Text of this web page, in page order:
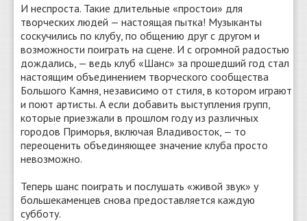
И неспроста. Такие длительные «простои» для
творческих людей — настоящая пытка! Музыканты
соскучились по клубу, по общению друг с другом и
возможности поиграть на сцене. И с огромной радостью
дождались, — ведь клуб «Шанс» за прошедший год стал
настоящим объединением творческого сообщества
Большого Камня, независимо от стиля, в котором играют
и поют артисты. А если добавить выступления групп,
которые приезжали в прошлом году из различных
городов Приморья, включая Владивосток, — то
переоценить объединяющее значение клуба просто
невозможно.
Теперь шанс поиграть и послушать «живой звук» у
большекаменцев снова предоставляется каждую
субботу.